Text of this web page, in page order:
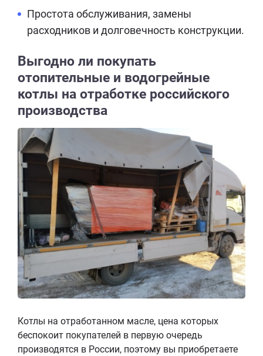
Простота обслуживания, замены
расходников и долговечность конструкции.
Выгодно ли покупать
отопительные и водогрейные
котлы на отработке российского
производства
Котлы на отработанном масле, цена которых
беспокоит покупателей в первую очередь
производятся в России, поэтому вы приобретаете